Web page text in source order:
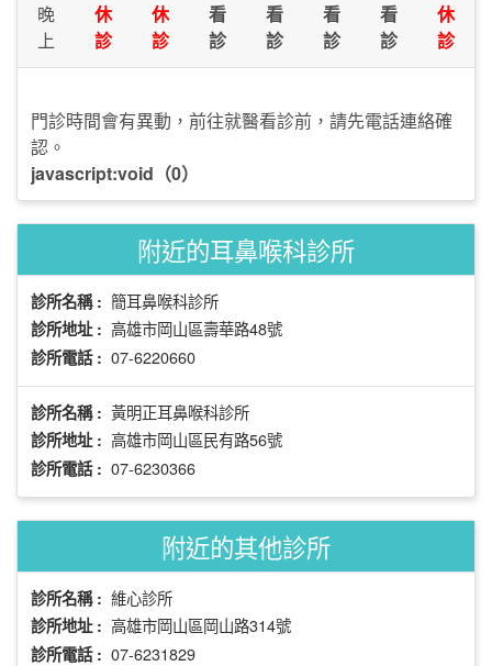
晚
上
休
診
休
診
看
診
看
診
看
診
看
診
休
診
門診時間會有異動，前往就醫看診前，請先電話連絡確
認。
javascript:void（0）
附近的耳鼻喉科診所
診所名稱 : 簡耳鼻喉科診所
診所地址 : 高雄市岡山區壽華路48號
診所電話 : 07-6220660
診所名稱 : 黃明正耳鼻喉科診所
診所地址 : 高雄市岡山區民有路56號
診所電話 : 07-6230366
附近的其他診所
診所名稱 : 維心診所
診所地址 : 高雄市岡山區岡山路314號
診所電話 : 07-6231829